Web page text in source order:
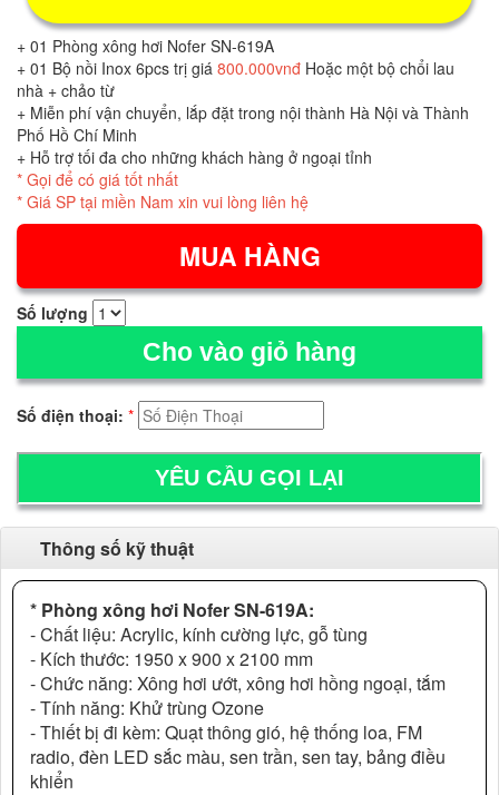
+ 01 Phòng xông hơi Nofer SN-619A
+ 01 Bộ nồi Inox 6pcs trị giá 800.000vnđ Hoặc một bộ chổi lau
nhà + chảo từ
+ Miễn phí vận chuyển, lắp đặt trong nội thành Hà Nội và Thành
Phố Hồ Chí Minh
+ Hỗ trợ tối đa cho những khách hàng ở ngoại tỉnh
* Gọi để có giá tốt nhất
* Giá SP tại miền Nam xin vui lòng liên hệ
Số lượng
Cho vào giỏ hàng
Số điện thoại: *
Thông số kỹ thuật
* Phòng xông hơi Nofer SN-619A:
- Chất liệu: Acrylic, kính cường lực, gỗ tùng
- Kích thước: 1950 x 900 x 2100 mm
- Chức năng: Xông hơi ướt, xông hơi hồng ngoại, tắm
- Tính năng: Khử trùng Ozone
- Thiết bị đi kèm: Quạt thông gió, hệ thống loa, FM
radio, đèn LED sắc màu, sen trần, sen tay, bảng điều
khiển